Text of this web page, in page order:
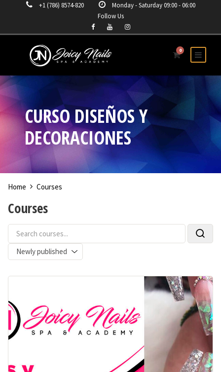
+1 (786) 8574-820
Monday - Saturday 09:00 - 06:00
Follow Us
0
CURSO DISEÑOS Y
DECORACIONES
Home Courses
Courses